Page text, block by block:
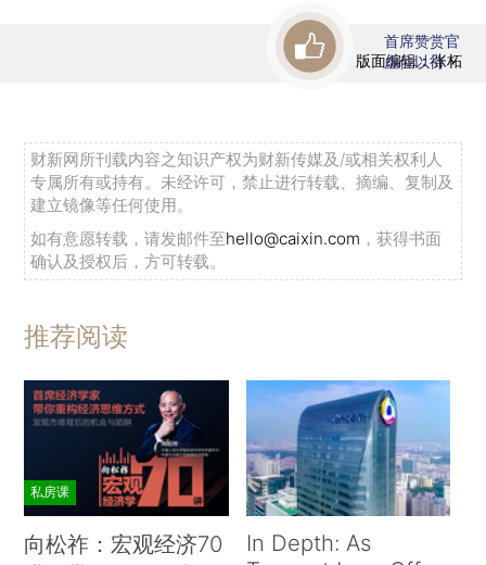
版面编辑：张柘
首席赞赏官
虚位以待
财新网所刊载内容之知识产权为财新传媒及/或相关权利人
专属所有或持有。未经许可，禁止进行转载、摘编、复制及
建立镜像等任何使用。
如有意愿转载，请发邮件至hello@caixin.com ，获得书面
确认及授权后，方可转载。
推荐阅读
私房课
向松祚：宏观经济70
In Depth: As